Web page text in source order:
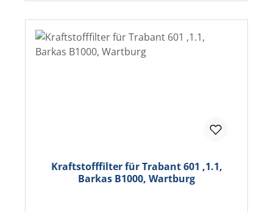
Kraftstofffilter für Trabant 601 ,1.1,
Barkas B1000, Wartburg